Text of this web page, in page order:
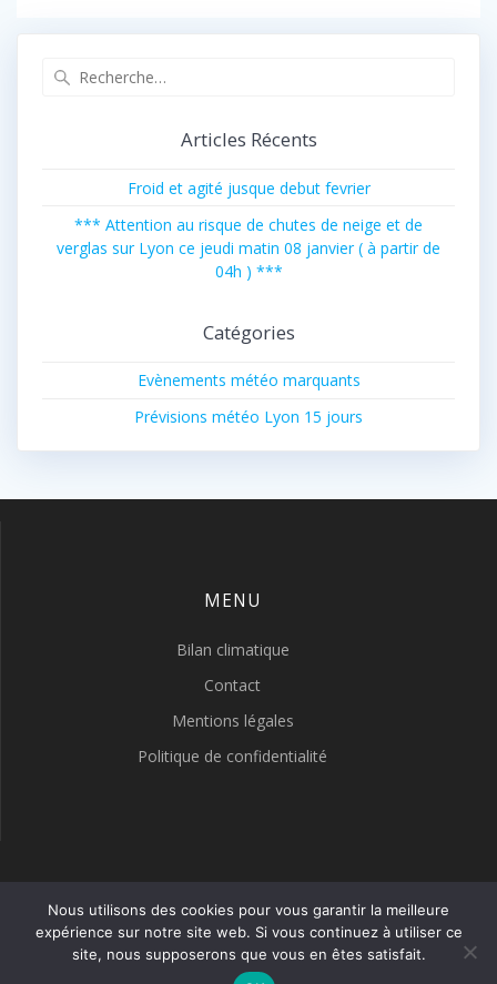
Articles Récents
Froid et agité jusque debut fevrier
*** Attention au risque de chutes de neige et de
verglas sur Lyon ce jeudi matin 08 janvier ( à partir de
04h ) ***
Catégories
Evènements météo marquants
Prévisions météo Lyon 15 jours
MENU
Bilan climatique
Contact
Mentions légales
Politique de confidentialité
LYON METEO
© 2026 LYON METEO. Construit avec WordPress et le thème
Nous utilisons des cookies pour vous garantir la meilleure
expérience sur notre site web. Si vous continuez à utiliser ce
site, nous supposerons que vous en êtes satisfait.